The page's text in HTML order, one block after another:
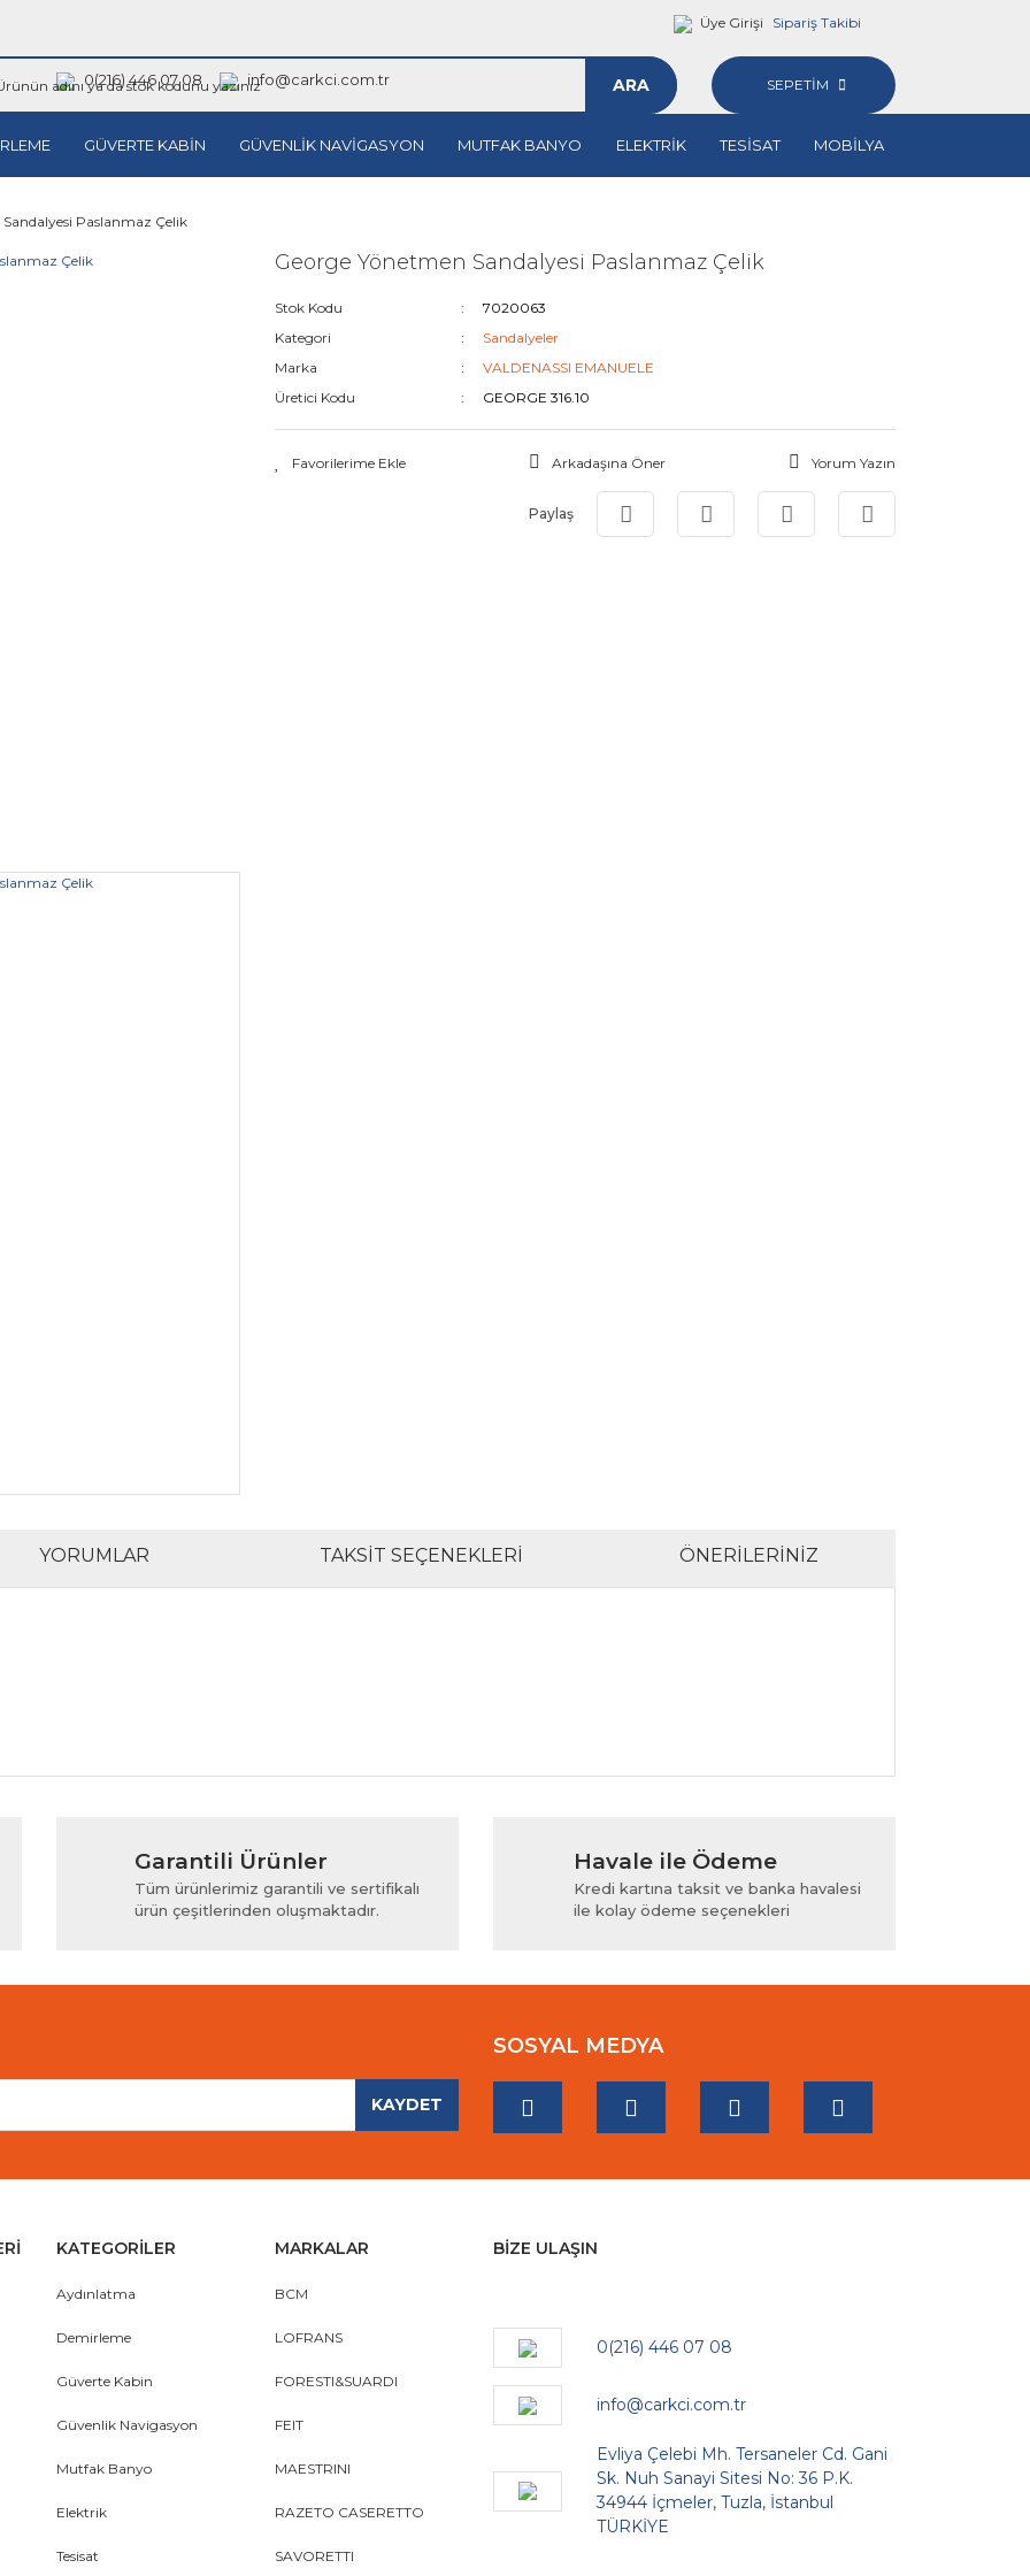
Üye Girişi Sipariş Takibi
0(216) 446 07 08 info@carkci.com.tr ARA SEPETİM
GÜVERTE KABİN GÜVENLİK NAVİGASYON MUTFAK BANYO ELEKTRİK TESİSAT MOBİLYA
Paslanmaz Çelik
George Yönetmen Sandalyesi Paslanmaz Çelik
Stok Kodu
7020063
Kategori
Sandalyeler
Marka
VALDENASSI EMANUELE
Üretici Kodu
GEORGE 316.10
Arkadaşına Öner Yorum Yazın
Paylaş
YORUMLAR TAKSIT SEÇENEKLERI ÖNERILERINIZ
Yorum Yaz
ve diğer konularda yetersiz gördüğünüz noktaları öneri formunu kullanarak tarafımıza iletebilirsiniz.
Garantili Ürünler
Tüm ürünlerimiz garantili ve sertifikalı
ürün çeşitlerinden oluşmaktadır.
Havale ile Ödeme
Kredi kartına taksit ve banka havalesi
ile kolay ödeme seçenekleri
KAYDET
SOSYAL MEDYA
KATEGORİLER
Aydınlatma
Demirleme
Güverte Kabin
Güvenlik Navigasyon
Mutfak Banyo
Elektrik
Tesisat
MARKALAR
BCM
LOFRANS
FORESTI&SUARDI
FEIT
MAESTRINI
RAZETO CASERETTO
SAVORETTI
BİZE ULAŞIN
0(216) 446 07 08
info@carkci.com.tr
Evliya Çelebi Mh. Tersaneler Cd. Gani
Sk. Nuh Sanayi Sitesi No: 36 P.K.
34944 İçmeler, Tuzla, İstanbul
TÜRKİYE